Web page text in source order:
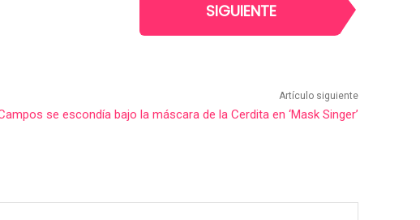
SIGUIENTE
Artículo siguiente
se escondía bajo la máscara de la Cerdita en ‘Mask Singer’